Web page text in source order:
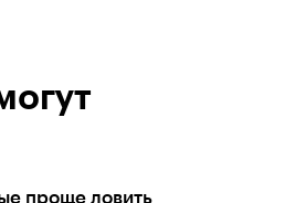
проще ловить